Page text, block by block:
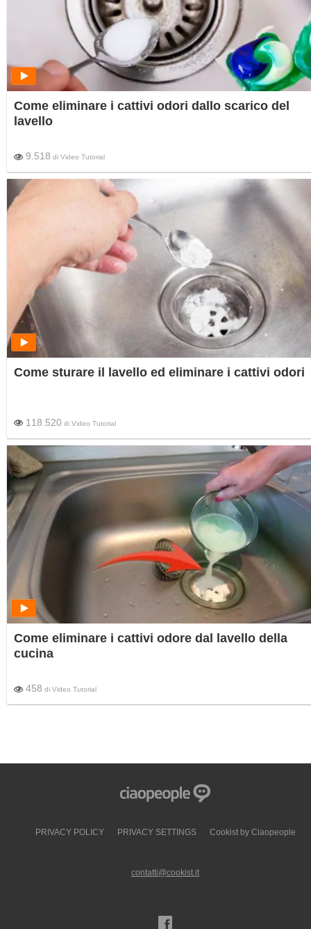
Come eliminare i cattivi odori dallo scarico del
lavello
9.518 di Video Tutorial
Come sturare il lavello ed eliminare i cattivi odori
118.520 di Video Tutorial
Come eliminare i cattivi odore dal lavello della
cucina
458 di Video Tutorial
PRIVACY POLICY PRIVACY SETTINGS Cookist by Ciaopeople
contatti@cookist.it